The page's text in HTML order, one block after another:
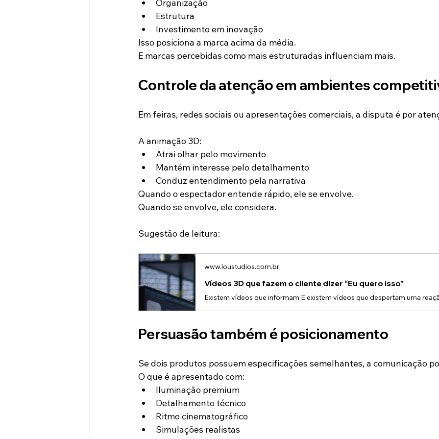
Organização
Estrutura
Investimento em inovação
Isso posiciona a marca acima da média.
E marcas percebidas como mais estruturadas influenciam mais.
Controle da atenção em ambientes
Em feiras, redes sociais ou apresentações comerciais, a disputa é por
A animação 3D:
Atrai olhar pelo movimento
Mantém interesse pelo detalhamento
Conduz entendimento pela narrativa
Quando o espectador entende rápido, ele se envolve.
Quando se envolve, ele considera.
Sugestão de leitura:
www.loustudios.com.br
Vídeos 3D que fazem o cliente dizer “Eu quero isso”
Persuasão também é posicionamento
Se dois produtos possuem especificações semelhantes, a comunicação
O que é apresentado com:
Iluminação premium
Detalhamento técnico
Ritmo cinematográfico
Simulações realistas